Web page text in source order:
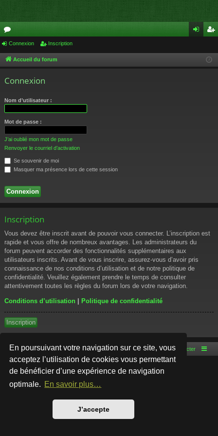
En poursuivant votre navigation sur ce site, vous
acceptez l’utilisation de cookies vous permettant
de bénéficier d’une expérience de navigation
optimale. En savoir plus…
J’accepte
or
u cri
Connexion Inscription
Accueil du forum
Connexion
Nom d’utilisateur :
Mot de passe :
J’ai oublié mon mot de passe
Renvoyer le courriel d’activation
Se souvenir de moi
Masquer ma présence lors de cette session
Inscription
Vous devez être inscrit avant de pouvoir vous connecter. L’inscription est
rapide et vous offre de nombreux avantages. Les administrateurs du
forum peuvent accorder des fonctionnalités supplémentaires aux
utilisateurs inscrits. Avant de vous inscrire, assurez-vous d’avoir pris
connaissance de nos conditions d’utilisation et de notre politique de
confidentialité. Veuillez également prendre le temps de consulter
attentivement toutes les règles du forum lors de votre navigation.
Conditions d’utilisation | Politique de confidentialité
Inscription
Accueil du forum Nous contacter
Développé parphpBB® Forum Software © phpBB Limited
Style par
Traduction française officielle